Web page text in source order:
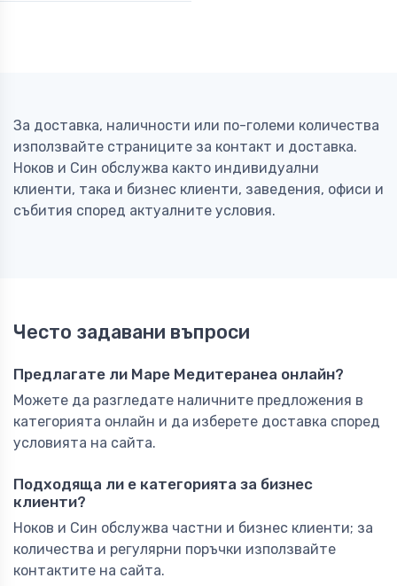
За доставка, наличности или по-големи количества
използвайте страниците за контакт и доставка.
Ноков и Син обслужва както индивидуални
клиенти, така и бизнес клиенти, заведения, офиси и
събития според актуалните условия.
Често задавани въпроси
Предлагате ли Маре Медитеранеа онлайн?
Можете да разгледате наличните предложения в
категорията онлайн и да изберете доставка според
условията на сайта.
Подходяща ли е категорията за бизнес
клиенти?
Ноков и Син обслужва частни и бизнес клиенти; за
количества и регулярни поръчки използвайте
контактите на сайта.